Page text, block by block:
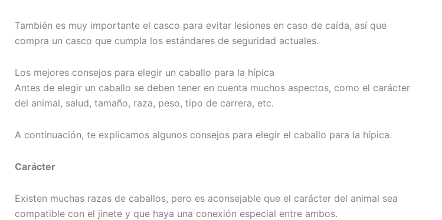
También es muy importante el casco para evitar lesiones en caso de caída, así que
compra un casco que cumpla los estándares de seguridad actuales.
Los mejores consejos para elegir un caballo para la hípica
Antes de elegir un caballo se deben tener en cuenta muchos aspectos, como el carácter
del animal, salud, tamaño, raza, peso, tipo de carrera, etc.
A continuación, te explicamos algunos consejos para elegir el caballo para la hípica.
Carácter
Existen muchas razas de caballos, pero es aconsejable que el carácter del animal sea
compatible con el jinete y que haya una conexión especial entre ambos.